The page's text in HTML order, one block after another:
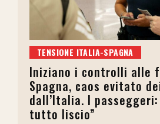
TENSIONE ITALIA-SPAGNA
Iniziano i controlli alle
Spagna, caos evitato
dall’Italia. I passeggeri:
tutto liscio”